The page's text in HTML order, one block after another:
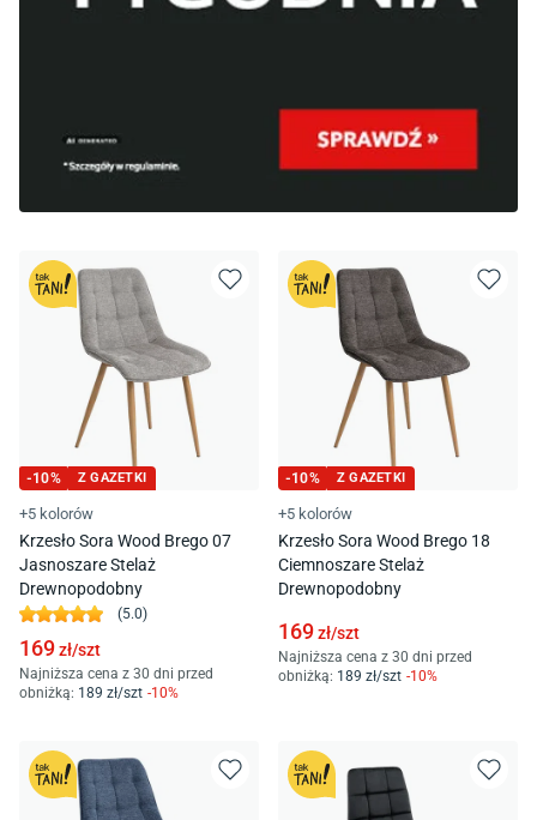
-10% Z GAZETKI
+5 kolorów
Krzesło Sora Wood Brego 07
Jasnoszare Stelaż
Drewnopodobny
(5.0)
169zł/szt
Najniższa cena z 30 dni przed
obniżką: 189 zł/szt -10%
-10% Z GAZETKI
+5 kolorów
Krzesło Sora Wood Brego 18
Ciemnoszare Stelaż
Drewnopodobny
169zł/szt
Najniższa cena z 30 dni przed
obniżką: 189 zł/szt -10%